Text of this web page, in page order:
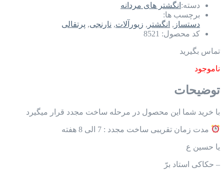
دسته: انگشتر های مردانه
برچسب ها:
دستساز , انگشتر , زیورآلات, نارنجی, پرتقالی
کد محصول: 8521
تماس بگیرید
ناموجود
توضیحات
با خرید شما این محصول در مرحله ساخت مجدد قرار میگیرد
مدت زمان تقریبی ساخت مجدد : 7 الی 8 هفته
یا حسین ع
– حکاکی استاد برّ